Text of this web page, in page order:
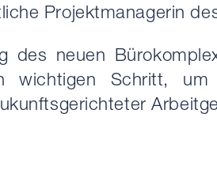
Projektmanagerin
des neuen
wichtigen Schritt,